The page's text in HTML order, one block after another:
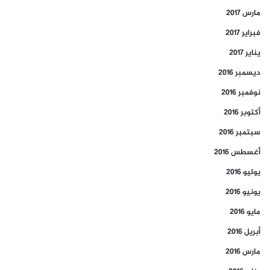
مارس 2017
فبراير 2017
يناير 2017
ديسمبر 2016
نوفمبر 2016
أكتوبر 2016
سبتمبر 2016
أغسطس 2016
يوليو 2016
يونيو 2016
مايو 2016
أبريل 2016
مارس 2016